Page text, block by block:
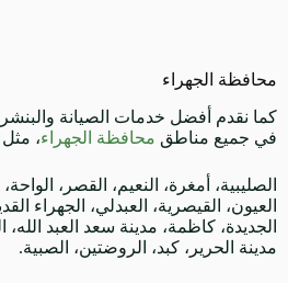
محافظة الجهراء
كما نقدم أفضل خدمات الصيانة
في جميع مناطق محافظة الجهراء،
الصليبية، أمغرة، النعيم، القصر،
العيون، القيصرية، العبدلي، الجهراء
الجديدة، كاظمة، مدينة سعد العبد الله،
مدينة الحرير، كبد، الروضتين، الصبية.